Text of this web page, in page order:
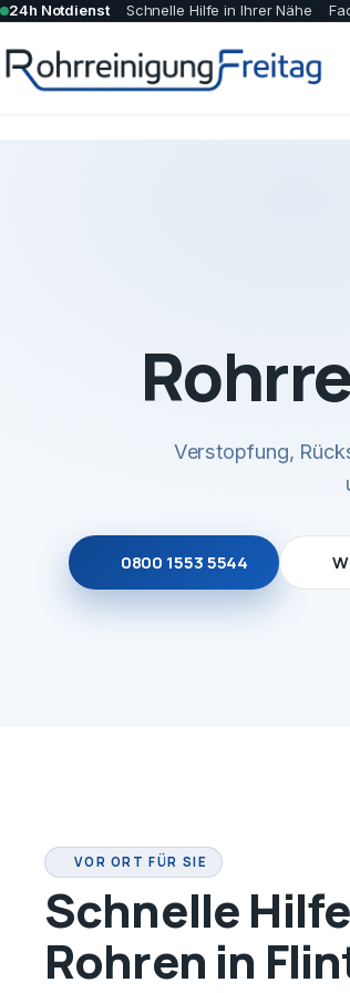
24h Notdienst Schnelle Hilfe in Ihrer Nähe
Verstopfung,
0800 1553 5544
VOR ORT FÜR SIE
Schnelle
Rohren in